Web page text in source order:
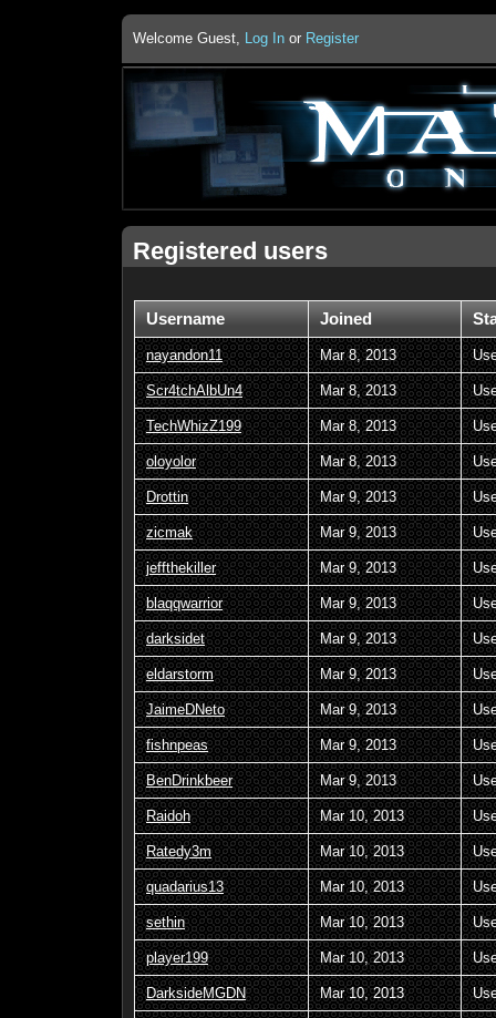
Welcome Guest, Log In or Register
Registered users
Username Joined
nayandon11 Mar 8, 2013
Scr4tchAlbUn4 Mar 8, 2013
TechWhizZ199 Mar 8, 2013
oloyolor Mar 8, 2013
Drottin Mar 9, 2013
zicmak Mar 9, 2013
jeffthekiller Mar 9, 2013
blaqqwarrior Mar 9, 2013
darksidet Mar 9, 2013
eldarstorm Mar 9, 2013
JaimeDNeto Mar 9, 2013
fishnpeas Mar 9, 2013
BenDrinkbeer Mar 9, 2013
Raidoh Mar 10, 2013
Ratedy3m Mar 10, 2013
quadarius13 Mar 10, 2013
sethin Mar 10, 2013
player199 Mar 10, 2013
DarksideMGDN Mar 10, 2013